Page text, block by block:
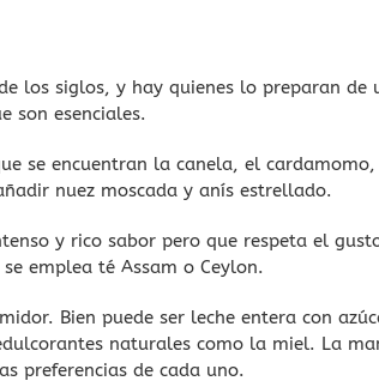
los siglos, y hay quienes lo preparan de
son esenciales.
se encuentran la canela, el
nuez moscada y anís estrellado.
y rico sabor pero que respeta el
emplea té Assam o Ceylon.
Bien puede ser leche entera con
naturales como la miel. La
preferencias de cada uno.